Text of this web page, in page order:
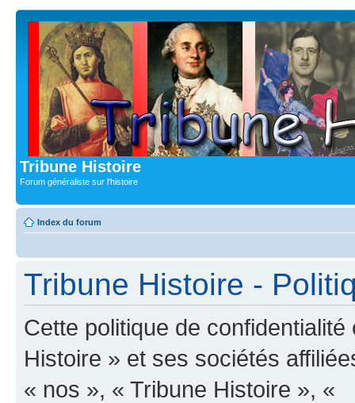
Tribune Histoire
Forum généraliste sur l'histoire
Index du forum
Tribune Histoire -
Cette politique de
Histoire » et ses sociétés
« nos », « Tribune Histoire », «